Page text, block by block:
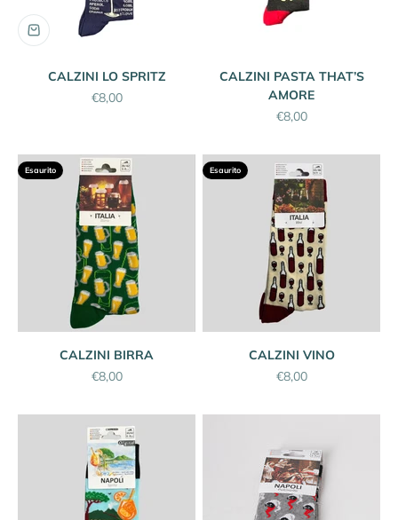
CALZINI LO SPRITZ
Prezzo scontato
€8,00
CALZINI PASTA THAT’S
AMORE
Prezzo scontato
€8,00
Esaurito
CALZINI BIRRA
Prezzo scontato
€8,00
Esaurito
CALZINI VINO
Prezzo scontato
€8,00